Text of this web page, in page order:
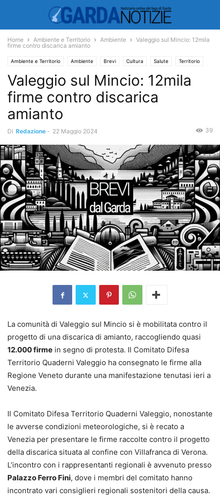
Home Ambiente e Territorio Ambiente
Valeggio sul Mincio: 12mila
firme contro discarica amianto
Ambiente e Territorio Ambiente Brevi Cultura Salute Territorio
Valeggio sul Mincio: 12mila
firme contro discarica
amianto
Di Redazione - 22 Maggio 2024 39
La comunità di Valeggio sul Mincio si è mobilitata contro il
progetto di una discarica di amianto, raccogliendo quasi
12.000 firme in segno di protesta. Il Comitato Difesa
Territorio Quaderni Valeggio ha consegnato le firme alla
Regione Veneto durante una manifestazione tenutasi ieri a
Venezia.
Il Comitato Difesa Territorio Quaderni Valeggio, nonostante
le avverse condizioni meteorologiche, si è recato a
Venezia per presentare le firme raccolte contro il progetto
della discarica situata al confine con Villafranca di Verona.
L’incontro con i rappresentanti regionali è avvenuto presso
Palazzo Ferro Fini, dove i membri del comitato hanno
incontrato vari consiglieri regionali sostenitori della causa.